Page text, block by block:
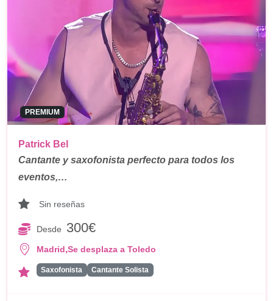
PREMIUM
Patrick Bel
Cantante y saxofonista perfecto para todos los
eventos,…
Sin reseñas
Desde 300€
Madrid,Se desplaza a Toledo
Saxofonista Cantante Solista